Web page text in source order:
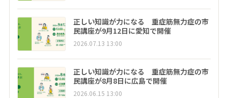
正しい知識が力になる 重症筋無力症の市
民講座が9月12日に愛知で開催
2026.07.13 13:00
正しい知識が力になる 重症筋無力症の市
民講座が8月8日に広島で開催
2026.06.15 13:00